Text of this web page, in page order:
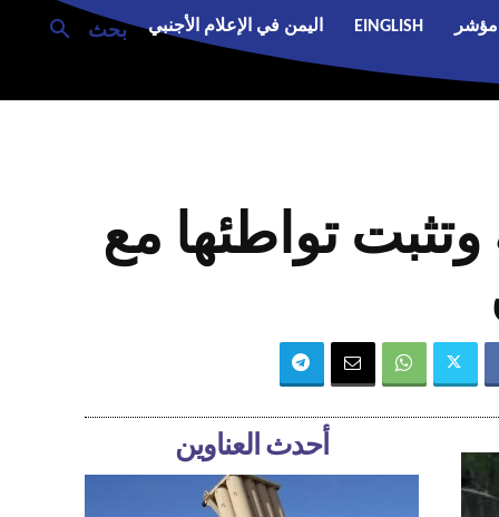
بحث مؤشر EINGLISH اليمن في الإعلام الأجنبي
تواطئها مع
أحدث العناوين